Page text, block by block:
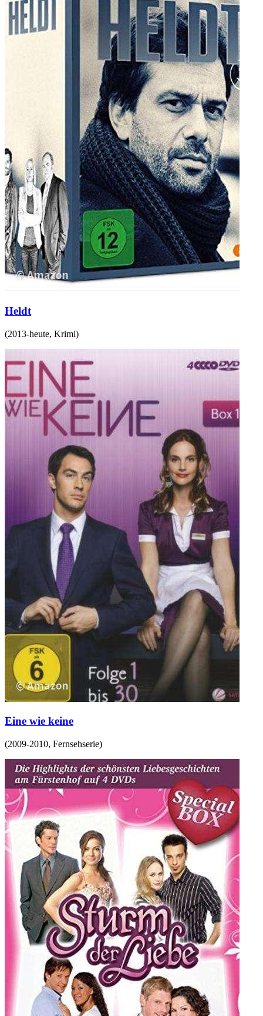
Heldt
(2013-heute, Krimi)
Eine wie keine
(2009-2010, Fernsehserie)